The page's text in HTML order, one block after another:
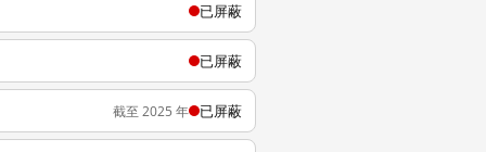
已屏蔽
已屏蔽
截至 2025 年 已屏蔽